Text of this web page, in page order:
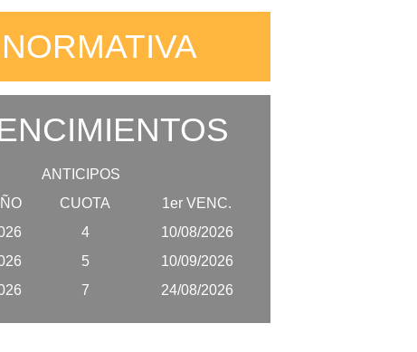
NORMATIVA
ANTICIPOS
CUOTA
1er VENC.
4
10/08/2026
5
10/09/2026
7 24/08/2026